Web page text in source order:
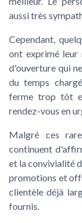
aussi très
Cependant,
ont exprimé leur
d'ouverture qui
du temps
ferme trop tôt
rendez-vous en
Malgré ces
continuent
et la convivialité
promotions et
clientèle déjà
fournis.